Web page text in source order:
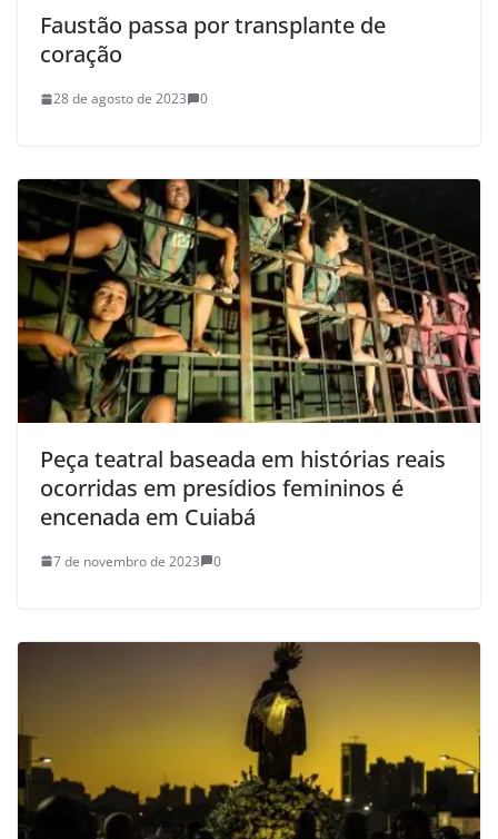
Faustão passa por transplante de
coração
28 de agosto de 2023 0
Peça teatral baseada em histórias reais
ocorridas em presídios femininos é
encenada em Cuiabá
7 de novembro de 2023 0